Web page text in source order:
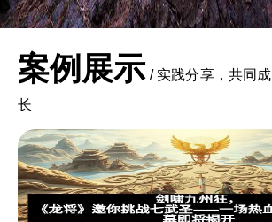
案例展示 / 实践分享，共同成
长